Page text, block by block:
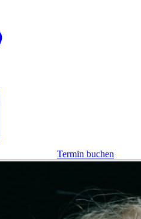
Termin buchen